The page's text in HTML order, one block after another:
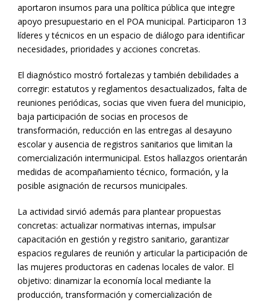
aportaron insumos para una política pública que integre
apoyo presupuestario en el POA municipal. Participaron 13
líderes y técnicos en un espacio de diálogo para identificar
necesidades, prioridades y acciones concretas.
El diagnóstico mostró fortalezas y también debilidades a
corregir: estatutos y reglamentos desactualizados, falta de
reuniones periódicas, socias que viven fuera del municipio,
baja participación de socias en procesos de
transformación, reducción en las entregas al desayuno
escolar y ausencia de registros sanitarios que limitan la
comercialización intermunicipal. Estos hallazgos orientarán
medidas de acompañamiento técnico, formación, y la
posible asignación de recursos municipales.
La actividad sirvió además para plantear propuestas
concretas: actualizar normativas internas, impulsar
capacitación en gestión y registro sanitario, garantizar
espacios regulares de reunión y articular la participación de
las mujeres productoras en cadenas locales de valor. El
objetivo: dinamizar la economía local mediante la
producción, transformación y comercialización de